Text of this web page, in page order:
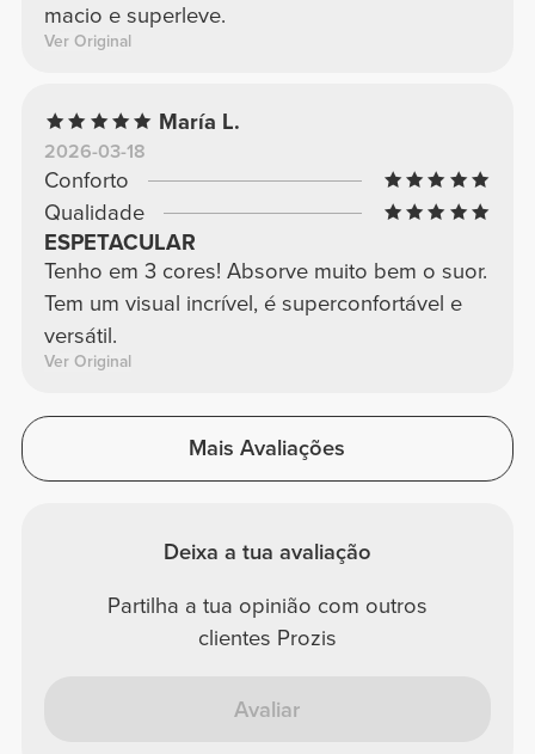
macio e superleve.
Ver Original
María L.
2026-03-18
Conforto
Qualidade
ESPETACULAR
Tenho em 3 cores! Absorve muito bem o suor.
Tem um visual incrível, é superconfortável e
versátil.
Ver Original
Mais Avaliações
Deixa a tua avaliação
Partilha a tua opinião com outros
clientes Prozis
Avaliar